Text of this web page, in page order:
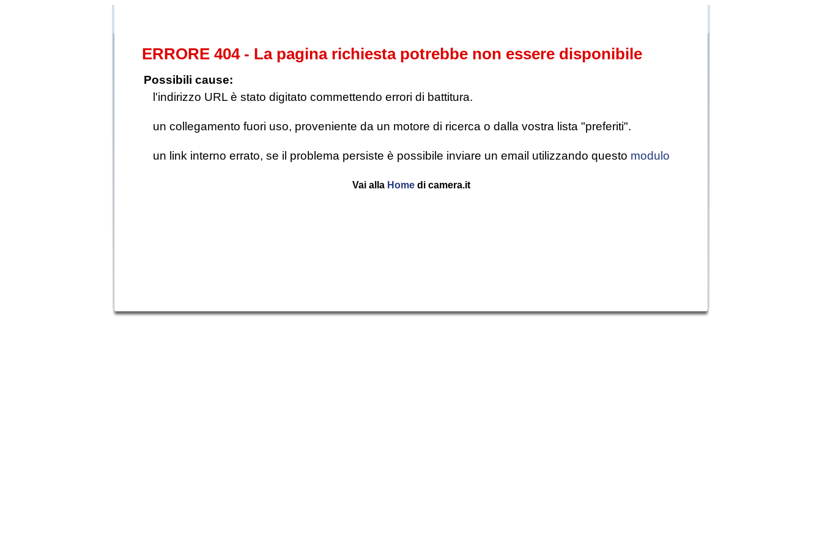
ERRORE 404 - La pagina richiesta potrebbe non essere disponibile
Possibili cause:
l'indirizzo URL è stato digitato commettendo errori di battitura.
un collegamento fuori uso, proveniente da un motore di ricerca o dalla vostra lista "preferiti".
un link interno errato, se il problema persiste è possibile inviare un email utilizzando questo modulo
Vai alla Homedi camera.it